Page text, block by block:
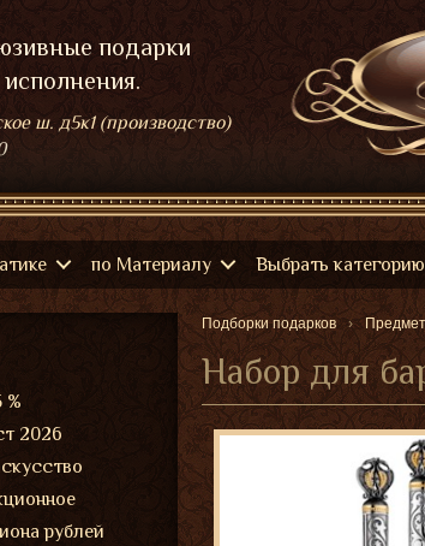
подарки
ш. д5к1 (производство)
по Материалу Выбрать категорию
Подборки подарков
Набор для
%
2026
рублей